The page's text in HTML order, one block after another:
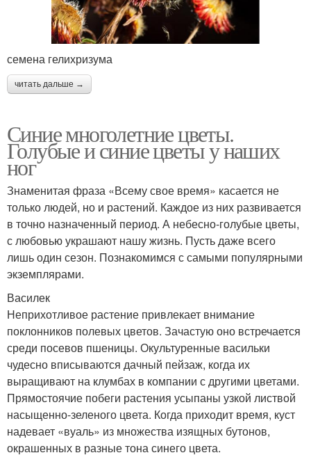
семена гелихризума
читать дальше →
Синие многолетние цветы.
Голубые и синие цветы у наших
ног
Знаменитая фраза «Всему свое время» касается не
только людей, но и растений. Каждое из них развивается
в точно назначенный период. А небесно-голубые цветы,
с любовью украшают нашу жизнь. Пусть даже всего
лишь один сезон. Познакомимся с самыми популярными
экземплярами.
Василек
Неприхотливое растение привлекает внимание
поклонников полевых цветов. Зачастую оно встречается
среди посевов пшеницы. Окультуренные васильки
чудесно вписываются дачный пейзаж, когда их
выращивают на клумбах в компании с другими цветами.
Прямостоячие побеги растения усыпаны узкой листвой
насыщенно-зеленого цвета. Когда приходит время, куст
надевает «вуаль» из множества изящных бутонов,
окрашенных в разные тона синего цвета.